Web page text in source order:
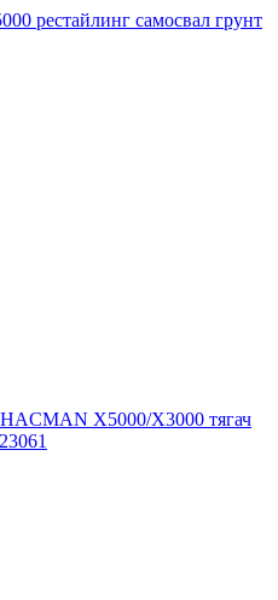
рестайлинг самосвал грунт
X5000/X3000 тягач